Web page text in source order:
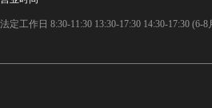
法定工作日 8:30-11:30 13:30-17:30 14:30-17:30 (6-8